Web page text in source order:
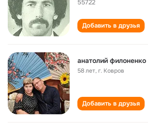
55722
Добавить в друзья
анатолий филоненко
58 лет,г. Ковров
Добавить в друзья